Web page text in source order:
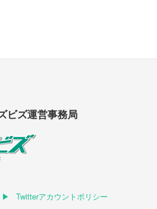
ズ運営事務局
Twitterアカウントポリシー